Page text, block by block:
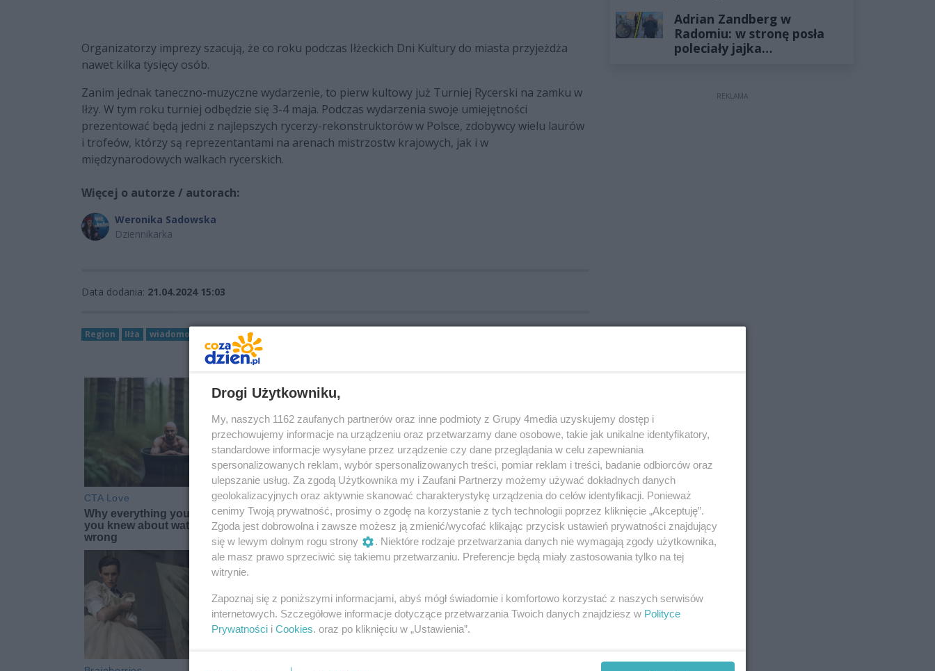
Organizatorzy imprezy szacują, że co roku podczas Iłżeckich Dni Kultury do miasta przyjeżdża
nawet kilka tysięcy osób.
Zanim jednak taneczno-muzyczne wydarzenie, to pierw kultowy już Turniej Rycerski na zamku w
Iłży. W tym roku turniej odbędzie się 3-4 maja. Podczas wydarzenia swoje umiejętności
prezentować będą jedni z najlepszych rycerzy-rekonstruktorów w Polsce, zdobywcy wielu laurów
i trofeów, którzy są reprezentantami na arenach mistrzostw krajowych, jak i w
międzynarodowych walkach rycerskich.
Więcej o autorze / autorach:
Weronika Sadowska
Dziennikarka
Data dodania: 21.04.2024 15:03
Region Iłża wiadomości region Iłżeckie Dni Kultury
złotych
Adrian Zandberg w
Radomiu: w stronę posła
poleciały jajka…
REKLAMA
Drogi Użytkowniku,
My, naszych 1162 zaufanych partnerów oraz inne podmioty z Grupy 4media uzyskujemy dostęp i
przechowujemy informacje na urządzeniu oraz przetwarzamy dane osobowe, takie jak unikalne identyfikatory,
standardowe informacje wysyłane przez urządzenie czy dane przeglądania w celu zapewniania
spersonalizowanych reklam, wybór spersonalizowanych treści, pomiar reklam i treści, badanie odbiorców oraz
ulepszanie usług. Za zgodą Użytkownika my i Zaufani Partnerzy możemy używać dokładnych danych
geolokalizacyjnych oraz aktywnie skanować charakterystykę urządzenia do celów identyfikacji. Ponieważ
cenimy Twoją prywatność, prosimy o zgodę na korzystanie z tych technologii poprzez kliknięcie „Akceptuję”.
Zgoda jest dobrowolna i zawsze możesz ją zmienić/wycofać klikając przycisk ustawień prywatności znajdujący
się w lewym dolnym rogu strony
. Niektóre rodzaje przetwarzania danych nie wymagają zgody użytkownika,
ale masz prawo sprzeciwić się takiemu przetwarzaniu. Preferencje będą miały zastosowania tylko na tej
witrynie.
Zapoznaj się z poniższymi informacjami, abyś mógł świadomie i komfortowo korzystać z naszych serwisów
internetowych. Szczegółowe informacje dotyczące przetwarzania Twoich danych znajdziesz w Polityce
Prywatności i Cookies. oraz po kliknięciu w „Ustawienia”.